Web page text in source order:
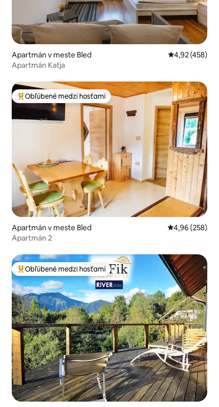
Apartmán v meste Bled Priemerné
4,92 (458)
Apartmán Katja
Najobľúbenejšie medzi hosťami
Obľúbené medzi hosťami
Apartmán v meste Bled Priemerné
4,96 (258)
Apartmán 2
Najobľúbenejšie medzi hosťami
Obľúbené medzi hosťami